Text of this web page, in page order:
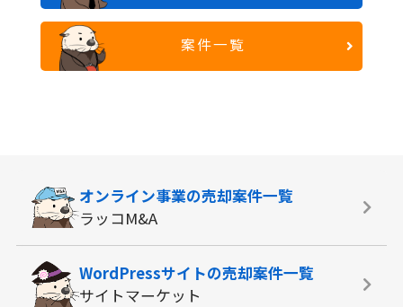
案件一覧
オンライン事業の売却案件一覧
ラッコM&A
WordPressサイトの売却案件一覧
サイトマーケット